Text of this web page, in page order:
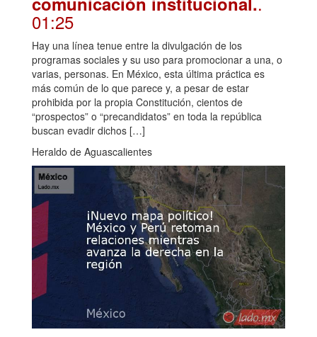
01:25
Hay una línea tenue entre la divulgación de los
programas sociales y su uso para promocionar a una, o
varias, personas. En México, esta última práctica es
más común de lo que parece y, a pesar de estar
prohibida por la propia Constitución, cientos de
“prospectos” o “precandidatos” en toda la república
buscan evadir dichos […]
Heraldo de Aguascalientes